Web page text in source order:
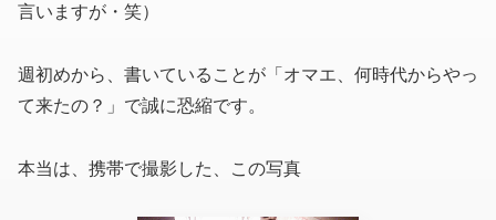
言いますが・笑）
週初めから、書いていることが「オマエ、何時代からやっ
て来たの？」で誠に恐縮です。
本当は、携帯で撮影した、この写真